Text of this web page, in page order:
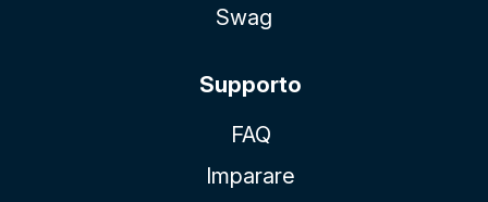
Swag
Supporto
FAQ
Imparare